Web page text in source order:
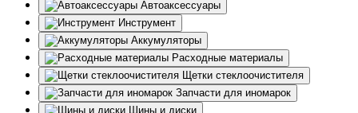
Автоаксессуары
Инструмент
Аккумуляторы
Расходные материалы
Щетки стеклоочистителя
Запчасти для иномарок
Шины и диски